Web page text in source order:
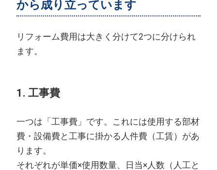
から成り立っています
リフォーム費用は大きく分けて2つに分けられ
ます。
1. 工事費
一つは「工事費」です。これには使用する部材
費・設備費と工事に掛かる人件費（工賃）があ
ります。
それぞれが単価×使用数量、日当×人数（人工と